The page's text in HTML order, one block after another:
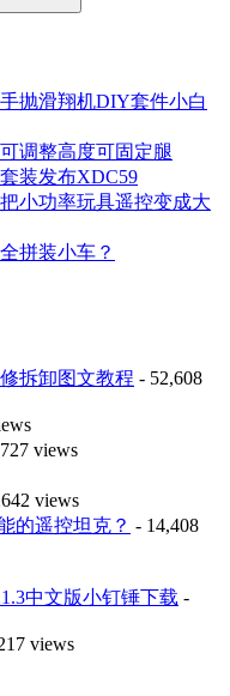
抛滑翔机DIY套件小白
调整高度可固定腿
装发布XDC59
小功率玩具遥控变成大
拼装小车？
拆卸图文教程 - 52,608
views
views
的遥控坦克？ - 14,408
中文版小钉锤下载 -
views